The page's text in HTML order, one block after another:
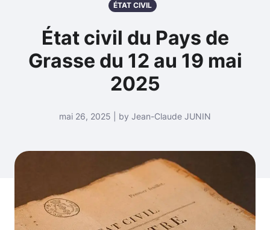
ÉTAT CIVIL
État civil du Pays de
Grasse du 12 au 19 mai
2025
mai 26, 2025 | by Jean-Claude JUNIN